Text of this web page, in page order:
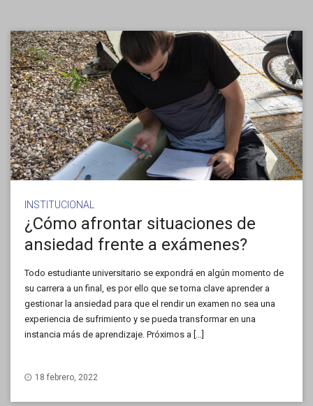
INSTITUCIONAL
¿Cómo afrontar situaciones de
ansiedad frente a exámenes?
Todo estudiante universitario se expondrá en algún momento de
su carrera a un final, es por ello que se torna clave aprender a
gestionar la ansiedad para que el rendir un examen no sea una
experiencia de sufrimiento y se pueda transformar en una
instancia más de aprendizaje. Próximos a […]
18 febrero, 2022